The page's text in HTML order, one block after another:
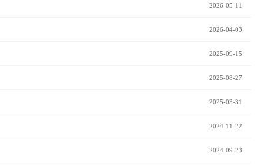
2026-05-11
2026-04-03
2025-09-15
2025-08-27
2025-03-31
2024-11-22
2024-09-23